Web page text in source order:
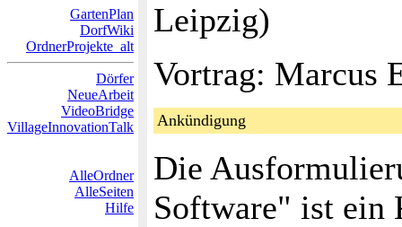
GartenPlan
DorfWiki
OrdnerProjekte_alt
Dörfer
NeueArbeit
VideoBridge
VillageInnovationTalk
AlleOrdner
AlleSeiten
Hilfe
Leipzig)
Vortrag: Marcus
Ankündigung
Die
Software" ist ein